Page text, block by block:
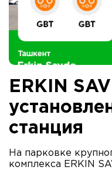
ERKIN
станция
На парковке
комплекса ERKIN